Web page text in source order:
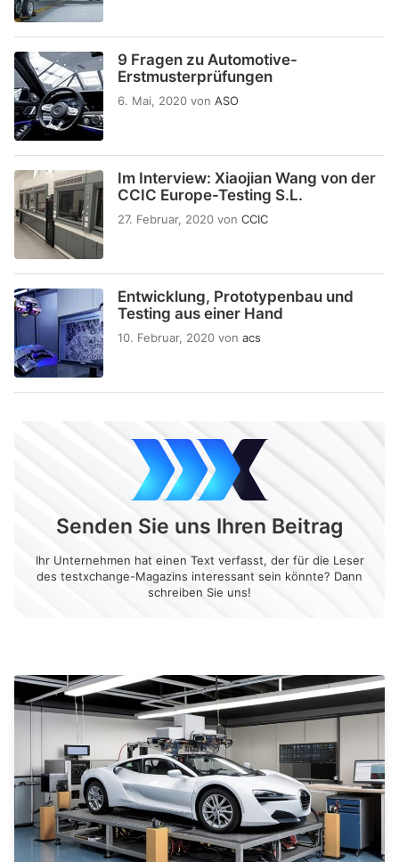
9 Fragen zu Automotive-
Erstmusterprüfungen
6. Mai, 2020 von ASO
Im Interview: Xiaojian Wang von der
CCIC Europe-Testing S.L.
27. Februar, 2020 von CCIC
Entwicklung, Prototypenbau und
Testing aus einer Hand
10. Februar, 2020 von acs
Senden Sie uns Ihren Beitrag
Ihr Unternehmen hat einen Text verfasst, der für die Leser
des testxchange-Magazins interessant sein könnte? Dann
schreiben Sie uns!